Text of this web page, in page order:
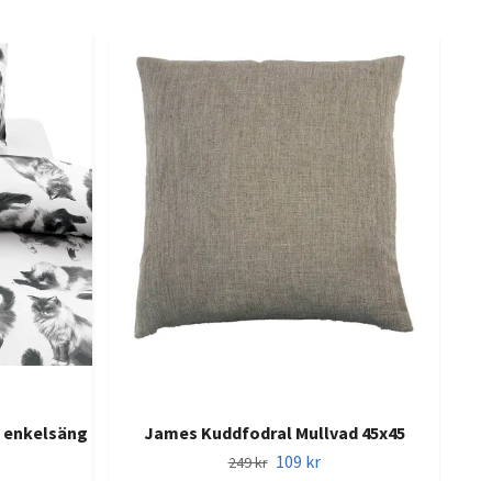
enkelsäng James Kuddfodral Mullvad 45x45
249 kr 109 kr